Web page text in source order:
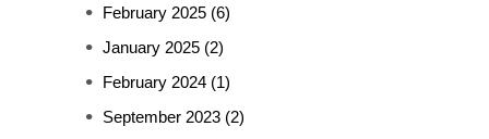
February 2025 (6)
January 2025 (2)
February 2024 (1)
September 2023 (2)